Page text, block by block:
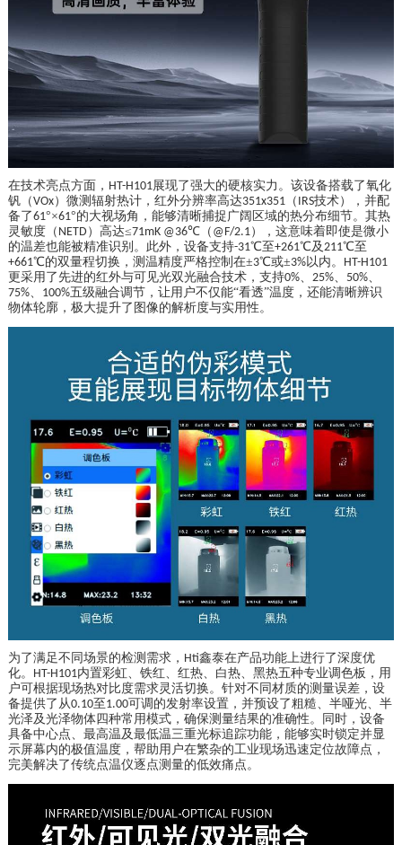
在技术亮点方面， HT-H101展现了强大的硬核实力。该设备搭载了氧化
钒（VOx）微测辐射热计，红外分辨率高达351x351 （ IRS技术），并配
备了61°×61°的大视场角，能够清晰捕捉广阔区域的热分布细节。其热
灵敏度（ NETD）高达≤71mK @36℃（ @F/2.1），这意味着即使是微小
的温差也能被精准识别。此外，设备支持-31℃至+261℃及211℃至
+661℃的双量程切换，测温精度严格控制在±3℃或±3%以内。
HT-H101
更采用了先进的红外与可见光双光融合技术，支持0%、 25%、 50%、
75%、 100%五级融合调节，让用户不仅能“看透”温度，还能清晰辨识
物体轮廓，极大提升了图像的解析度与实用性。
为了满足不同场景的检测需求， Hti鑫泰在产品功能上进行了深度优
化。 HT-H101内置彩虹、铁红、红热、白热、黑热五种专业调色板，用
户可根据现场热对比度需求灵活切换。针对不同材质的测量误差，设
备提供了从0.10至1.00可调的发射率设置，并预设了粗糙、半哑光、半
光泽及光泽物体四种常用模式，确保测量结果的准确性。同时，设备
具备中心点、最高温及最低温三重光标追踪功能，能够实时锁定并显
示屏幕内的极值温度，帮助用户在繁杂的工业现场迅速定位故障点，
完美解决了传统点温仪逐点测量的低效痛点。